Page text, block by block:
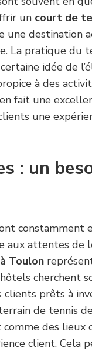
un court de
une destination
La pratique du
idée de
à des
fait une
une
: un
constamment
aux attentes de
Toulon
cherchent
prêts à
de tennis
des
client. Cela